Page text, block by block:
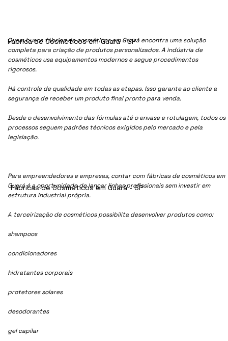
Quem busca fábrica de cosméticos em Guará encontra uma solução
completa para criação de produtos personalizados. A indústria de
cosméticos usa equipamentos modernos e segue procedimentos
rigorosos.
Há controle de qualidade em todas as etapas. Isso garante ao cliente a
segurança de receber um produto final pronto para venda.
Desde o desenvolvimento das fórmulas até o envase e rotulagem, todos os
processos seguem padrões técnicos exigidos pelo mercado e pela
legislação.
Para empreendedores e empresas, contar com fábricas de cosméticos em
Guará é a oportunidade de lançar linhas profissionais sem investir em
estrutura industrial própria.
A terceirização de cosméticos possibilita desenvolver produtos como:
shampoos
condicionadores
hidratantes corporais
protetores solares
desodorantes
gel capilar
Fábrica de Cosméticos em Guará - SP
Fábricas de Cosméticos em Guará - SP